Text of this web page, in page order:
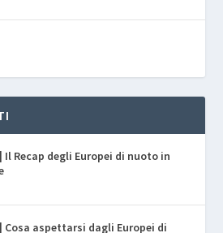
Il Recap degli Europei di nuoto in
Cosa aspettarsi dagli Europei di